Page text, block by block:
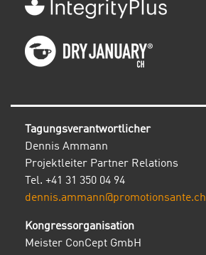
Tagungsverantwortlicher
Dennis Ammann
Projektleiter Partner Relations
Tel. +41 31 350 04 94
dennis.ammann@promotionsante.ch
Kongressorganisation
Meister ConCept GmbH